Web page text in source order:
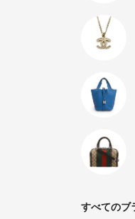
すべてのブ